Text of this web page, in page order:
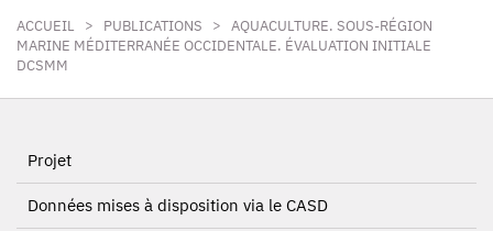
ACCUEIL > PUBLICATIONS > AQUACULTURE. SOUS-RÉGION
MARINE MÉDITERRANÉE OCCIDENTALE. ÉVALUATION INITIALE
DCSMM
Projet
Données mises à disposition via le CASD